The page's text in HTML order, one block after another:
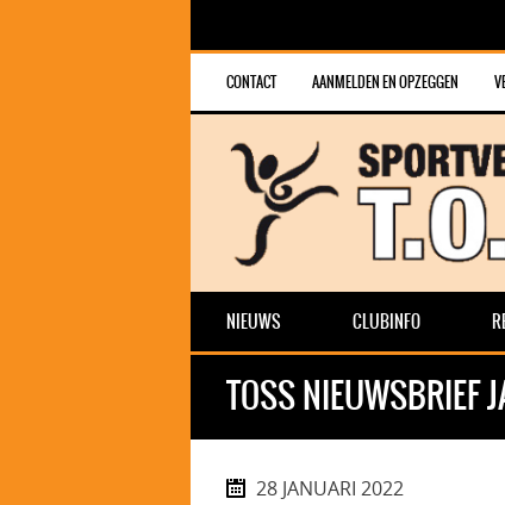
CONTACT AANMELDEN EN OPZEGGEN
NIEUWS CLUBINFO
TOSS NIEUWSBRIEF
28 JANUARI 2022